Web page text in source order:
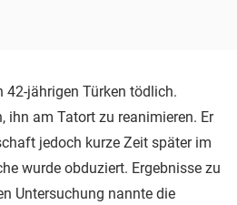
42-jährigen Türken tödlich.
ihn am Tatort zu reanimieren. Er
jedoch kurze Zeit später im
wurde obduziert. Ergebnisse zu
Untersuchung nannte die